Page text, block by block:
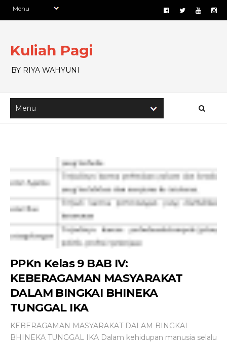
Kuliah Pagi
BY RIYA WAHYUNI
PPKn Kelas 9 BAB IV:
KEBERAGAMAN MASYARAKAT
DALAM BINGKAI BHINEKA
TUNGGAL IKA
KEBERAGAMAN MASYARAKAT DALAM BINGKAI
BHINEKA TUNGGAL IKA Dalam kehidupan manusia selalu